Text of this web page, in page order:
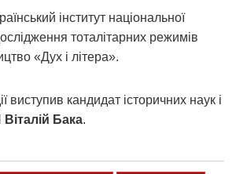
інститут національної
тоталітарних режимів
«Дух і літера».
виступив кандидат історичних наук і
Віталій Бака.